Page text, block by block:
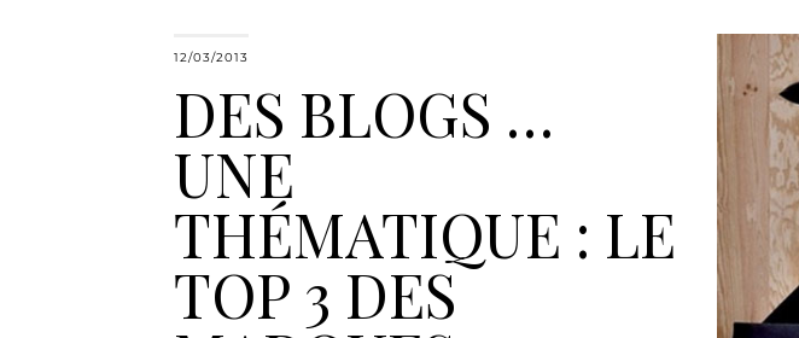
12/03/2013
DES BLOGS …
UNE
THÉMATIQUE : LE
TOP 3 DES